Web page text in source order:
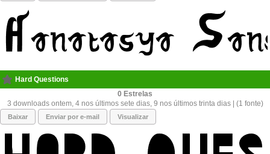
Hard Questions
0
3 downloads ontem, 4 nos últimos sete dias, 9 nos últimos trinta dias | (1 fonte)
Baixar Enviar por e-mail Visualizar